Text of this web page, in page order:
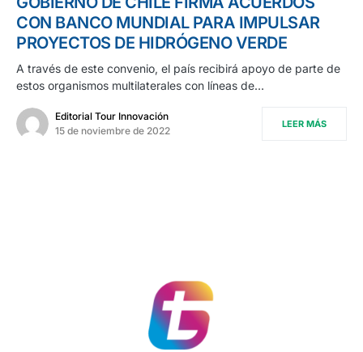
CON BANCO MUNDIAL PARA IMPULSAR
PROYECTOS DE HIDRÓGENO VERDE
A través de este convenio, el país recibirá apoyo de parte de
estos organismos multilaterales con líneas de…
Editorial Tour Innovación
15 de noviembre de 2022
LEER MÁS